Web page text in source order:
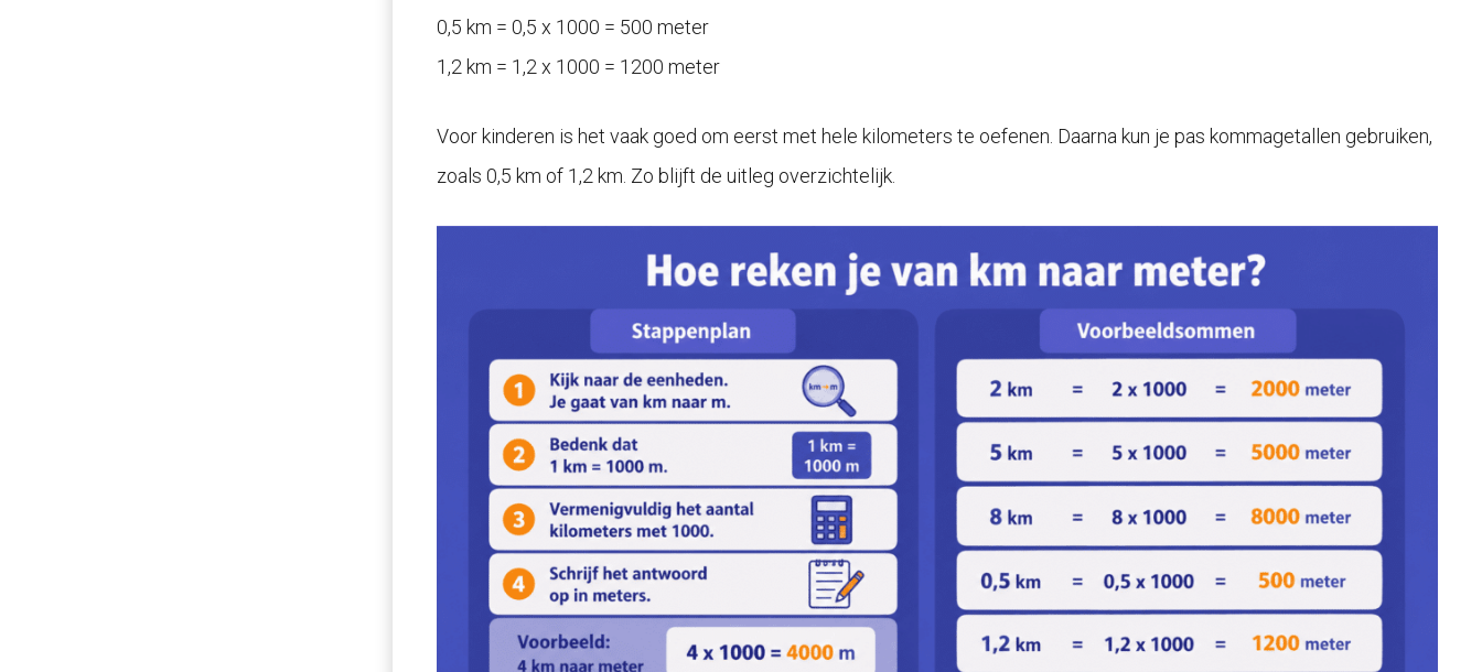
0,5 km = 0,5 x 1000 = 500 meter
1,2 km = 1,2 x 1000 = 1200 meter
Voor kinderen is het vaak goed om eerst met hele kilometers te oefenen. Daarna kun je pas kommagetallen gebruiken,
zoals 0,5 km of 1,2 km. Zo blijft de uitleg overzichtelijk.